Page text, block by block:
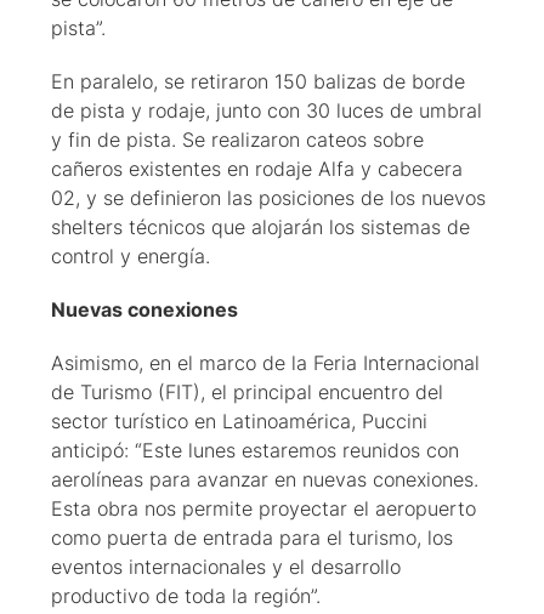
pista”.
En paralelo, se retiraron 150 balizas de borde
de pista y rodaje, junto con 30 luces de umbral
y fin de pista. Se realizaron cateos sobre
cañeros existentes en rodaje Alfa y cabecera
02, y se definieron las posiciones de los nuevos
shelters técnicos que alojarán los sistemas de
control y energía.
Nuevas conexiones
Asimismo, en el marco de la Feria Internacional
de Turismo (FIT), el principal encuentro del
sector turístico en Latinoamérica, Puccini
anticipó: “Este lunes estaremos reunidos con
aerolíneas para avanzar en nuevas conexiones.
Esta obra nos permite proyectar el aeropuerto
como puerta de entrada para el turismo, los
eventos internacionales y el desarrollo
productivo de toda la región”.